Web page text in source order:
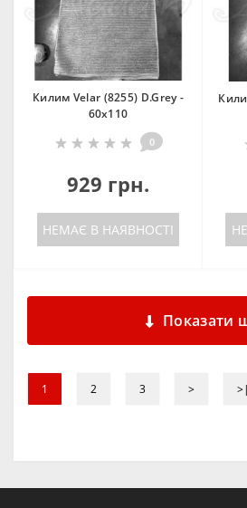
Килим Velar (8255) D.Grey -
60х110
0
929 грн.
НЕМАЄ В НАЯВНОСТІ
Показати
1 2 3 > >|